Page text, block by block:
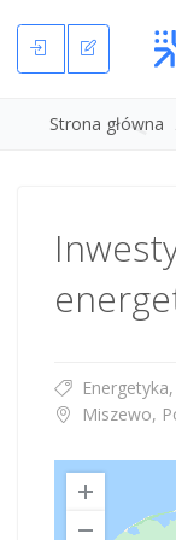
Strona główna
Miszewo,